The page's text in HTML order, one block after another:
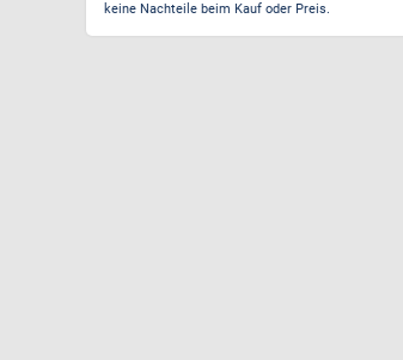
keine Nachteile beim Kauf oder Preis.